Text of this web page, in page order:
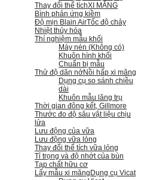
Thay đổi thể tíchXI MĂNG
Bình phản ứng kiềm
Độ mịn Blain AirTốc độ chảy
Nhiệt thủy hóa
Thí nghiệm mẫu khối
Máy nén (Không có)
Khuôn hình khối
Chuẩn bị mẫu
Thử độ dãn nởNồi hấp xi măng
Dụng cụ so sánh chiều
dài
Khuôn mẫu lăng trụ
Thời gian đông kết, Gillmore
Thước đo độ sâu vật liệu chịu
lửa
Lưu động của vữa
Lưu động vữa lỏng
Thay đổi thể tích vữa lỏng
Tỉ trọng và độ nhớt của bùn
Tạp chất hữu cơ
Lấy mẫu xi măng Dụng cụ Vicat